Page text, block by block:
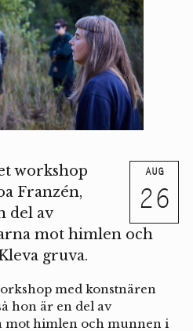
AUG
26
workshop
Franzén,
del av
mot himlen och
gruva.
med konstnären
hon är en del av
mot himlen och munnen i